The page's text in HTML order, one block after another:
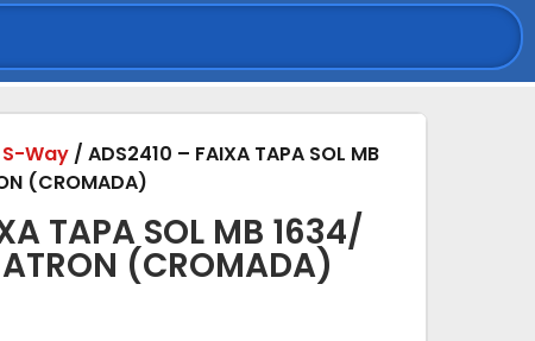
TAPA SOL MB 1634/
(CROMADA)
S-Way / ADS2410 – FAIXA TAPA SOL MB
(CROMADA)